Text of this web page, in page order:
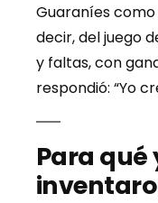
Guaraníes
decir, del juego
y faltas, con
respondió: “Yo
Para qué